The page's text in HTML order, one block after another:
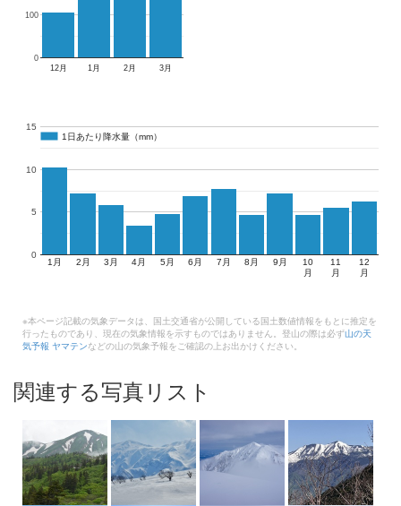
12月 1月 2月 3月
0
100
1月 2月 3月 4月 5月 6月 7月 8月 9月
10
月
11
月
12
月
0
5
10
15
1日あたり降水量（mm）
1日あたり降水量（mm）
※本ページ記載の気象データは、国土交通省が公開している国土数値情報をもとに推定を
行ったものであり、現在の気象情報を示すものではありません。登山の際は必ず山の天
気予報 ヤマテンなどの山の気象予報をご確認の上お出かけください。
関連する写真リスト